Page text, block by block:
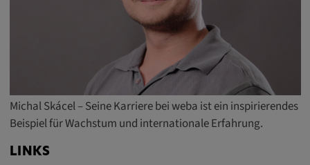
Michal Skácel – Seine Karriere bei weba ist ein inspirierendes
Beispiel für Wachstum und internationale Erfahrung.
LINKS